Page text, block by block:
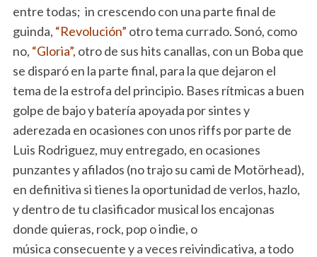
entre todas; in crescendo con una parte final de
guinda, “Revolución” otro tema currado. Sonó, como
no, “Gloria”, otro de sus hits canallas, con un Boba que
se disparó en la parte final, para la que dejaron el
tema de la estrofa del principio. Bases rítmicas a buen
golpe de bajo y batería apoyada por sintes y
aderezada en ocasiones con unos riffs por parte de
Luis Rodriguez, muy entregado, en ocasiones
punzantes y afilados (no trajo su cami de Motörhead),
en definitiva si tienes la oportunidad de verlos, hazlo,
y dentro de tu clasificador musical los encajonas
donde quieras, rock, pop o indie, o
música consecuente y a veces reivindicativa, a todo